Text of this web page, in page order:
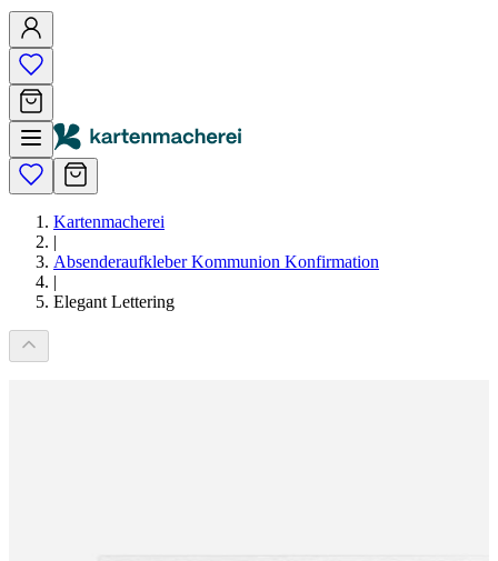
Kartenmacherei
|
Absenderaufkleber Kommunion Konfirmation
|
Elegant Lettering